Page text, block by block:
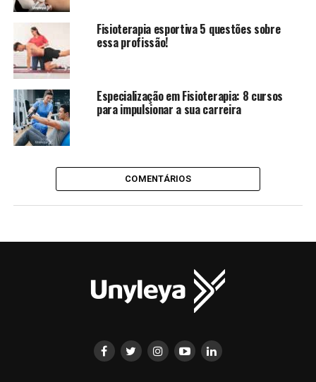
Fisioterapia esportiva 5 questões sobre
essa profissão!
Especialização em Fisioterapia: 8 cursos
para impulsionar a sua carreira
COMENTÁRIOS